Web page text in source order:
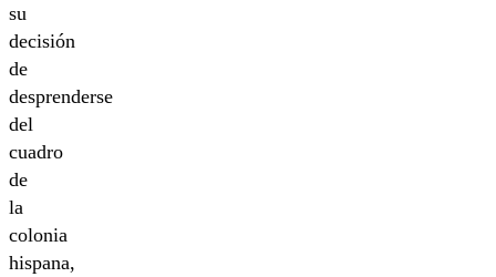
su
decisión
de
desprenderse
del
cuadro
de
la
colonia
hispana,